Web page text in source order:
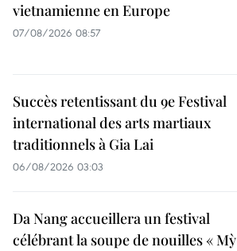
vietnamienne en Europe
07/08/2026 08:57
Succès retentissant du 9e Festival
international des arts martiaux
traditionnels à Gia Lai
06/08/2026 03:03
Da Nang accueillera un festival
célébrant la soupe de nouilles « Mỳ